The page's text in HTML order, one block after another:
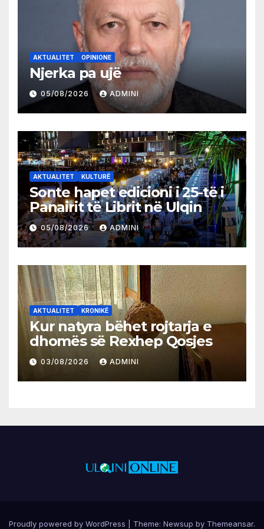
AKTUALITET OPINIONE
Njerka pa ujë
05/08/2026 ADMINI
AKTUALITET KULTURË
Sonte hapet edicioni i 25-të i
Panairit të Librit në Ulqin
05/08/2026 ADMINI
AKTUALITET KRONIKË
Kur natyra bëhet rojtarja e
dhomës së Rexhep Qosjes
03/08/2026 ADMINI
Proudly powered by WordPress Theme: Newsup by Themeansar.